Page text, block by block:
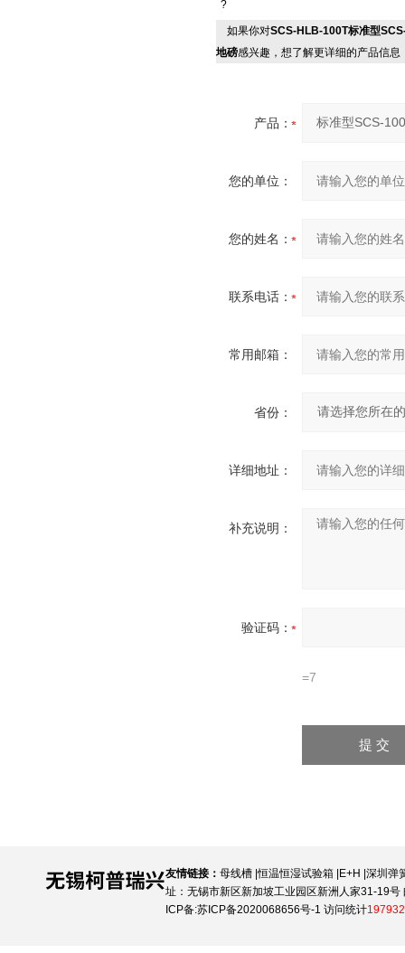
?
如果你对SCS-HLB-100T标准型
地磅感兴趣，想了解更详细的产品信
产品：
您的单位：
您的姓名：
联系电话：
常用邮箱：
省份：
详细地址：
补充说明：
验证码：
=7
友情链接： 母线槽 |恒温恒湿试验箱 E+H 深圳弹
址：无锡市新区新加坡工业园区新洲人家31-19号
ICP备:苏ICP备2020068656号-1 访问统计197932